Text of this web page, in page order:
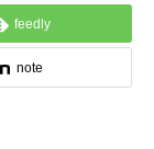
feedly
note